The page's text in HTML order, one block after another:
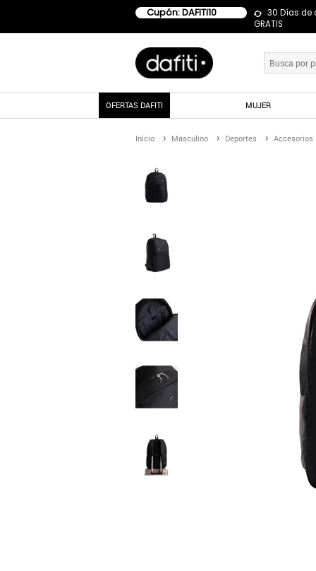
Cupón: DAFITI10
30 Días de
GRATIS
OFERTAS DAFITI MUJER
Inicio Masculino Deportes Accesorios